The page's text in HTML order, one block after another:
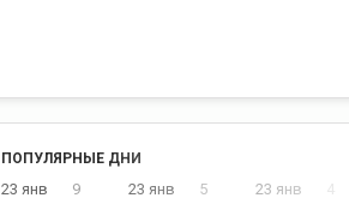
ПОПУЛЯРНЫЕ ДНИ
23 янв 9 23 янв 5 23 янв